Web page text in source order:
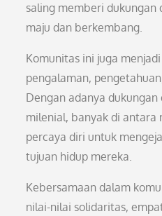
saling memberi
maju dan berkembang.
Komunitas ini juga
pengalaman,
Dengan adanya
milenial, banyak di antara
percaya diri untuk
tujuan hidup mereka.
Kebersamaan dalam
nilai-nilai solidaritas,